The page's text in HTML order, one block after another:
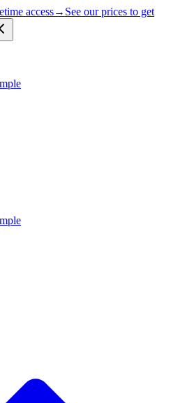
access→ See our prices to get